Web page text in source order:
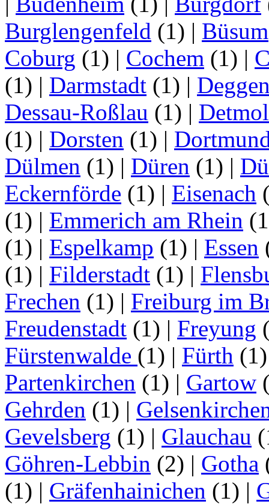
Burglengenfeld (1) | Büsum
Coburg (1) | Cochem (1) |
(1) | Darmstadt (1) |
Dessau-Roßlau (1) |
(1) | Dorsten (1) |
Dülmen (1) | Düren (1) |
Eckernförde (1) | Eisenach
(1) | Emmerich am Rhein
(1) | Espelkamp (1) | Essen
(1) | Filderstadt (1) |
Frechen (1) | Freiburg im
Freudenstadt (1) | Freyung
Fürstenwalde (1) | Fürth
Partenkirchen (1) | Gartow
Gehrden (1) |
Gevelsberg (1) | Glauchau
Göhren-Lebbin (2) | Gotha
(1) | Gräfenhainichen (1) |